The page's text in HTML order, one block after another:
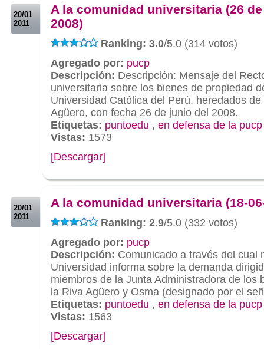
20/01
2011
A la comunidad universitaria (26
2008)
Ranking: 3.0/5.0 (314 votos)
Agregado por: pucp
Descripción: Descripción: Mensaje del
universitaria sobre los bienes de propiedad
Universidad Católica del Perú, heredados
Agüero, con fecha 26 de junio del 2008.
Etiquetas: puntoedu , en defensa de la pucp
Vistas: 1573
[Descargar]
20/01
2011
A la comunidad universitaria (18-
Ranking: 2.9/5.0 (332 votos)
Agregado por: pucp
Descripción: Comunicado a través del cual
Universidad informa sobre la demanda
miembros de la Junta Administradora de los
la Riva Agüero y Osma (designado por el
Etiquetas: puntoedu , en defensa de la pucp
Vistas: 1563
[Descargar]